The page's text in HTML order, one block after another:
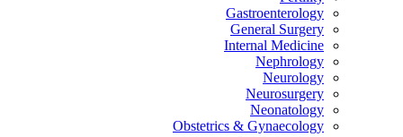
Gastroenterology
General Surgery
Internal Medicine
Nephrology
Neurology
Neurosurgery
Neonatology
Obstetrics & Gynaecology